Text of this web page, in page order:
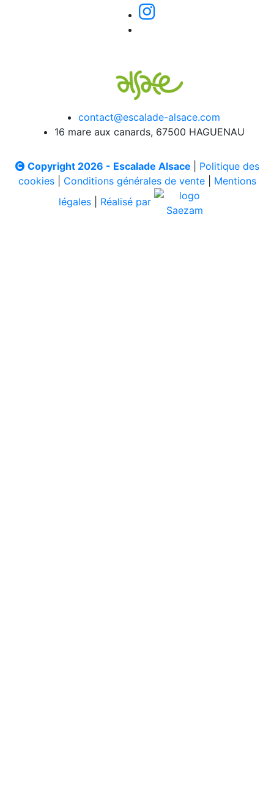
contact@escalade-alsace.com
16 mare aux canards, 67500 HAGUENAU
Copyright 2026 - Escalade Alsace
Politique des
cookies| Conditions générales de vente| Mentions
légales
Réalisé par